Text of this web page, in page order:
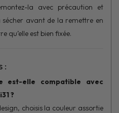
la avec précaution et
sécher avant de la remettre en
qu’elle est bien fixée.
:
est-elle compatible avec
?
choisis la couleur assortie